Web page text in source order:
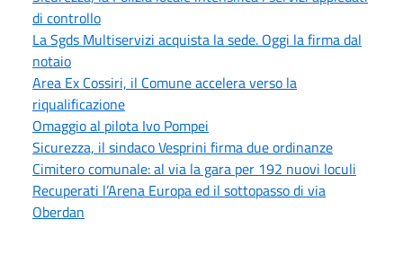
di controllo
La Sgds Multiservizi acquista la sede. Oggi la firma dal
notaio
Area Ex Cossiri, il Comune accelera verso la
riqualificazione
Omaggio al pilota Ivo Pompei
Sicurezza, il sindaco Vesprini firma due ordinanze
Cimitero comunale: al via la gara per 192 nuovi loculi
Recuperati l’Arena Europa ed il sottopasso di via
Oberdan